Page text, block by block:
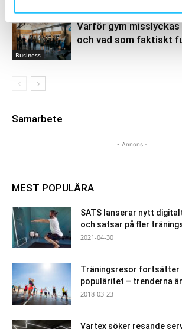
Business
Varför gym misslyckas
och vad som faktiskt
Samarbete
- Annons -
MEST POPULÄRA
SATS lanserar nytt
och satsar på fler
2021-04-30
Träningsresor fortsätter
populäritet – trenderna
2018-03-23
Vartex söker resande